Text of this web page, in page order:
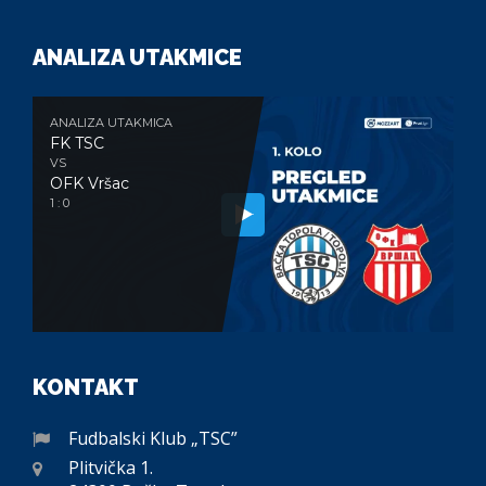
ANALIZA UTAKMICE
ANALIZA UTAKMICA
FK TSC
VS
OFK Vršac
1 : 0
KONTAKT
Fudbalski Klub „TSC”
Plitvička 1.